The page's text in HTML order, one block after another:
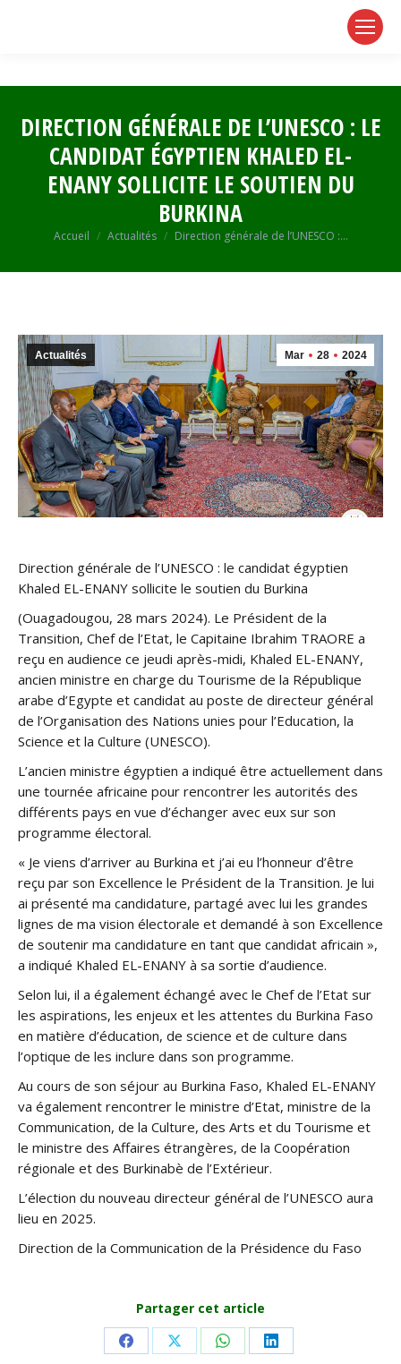
DIRECTION GÉNÉRALE DE L’UNESCO : LE
CANDIDAT ÉGYPTIEN KHALED EL-
ENANY SOLLICITE LE SOUTIEN DU
BURKINA
Vous êtes ici :
Accueil Actualités Direction générale de l’UNESCO :…
Mar 28 2024
Actualités
Direction générale de l’UNESCO : le candidat égyptien
Khaled EL-ENANY sollicite le soutien du Burkina
(Ouagadougou, 28 mars 2024). Le Président de la
Transition, Chef de l’Etat, le Capitaine Ibrahim TRAORE a
reçu en audience ce jeudi après-midi, Khaled EL-ENANY,
ancien ministre en charge du Tourisme de la République
arabe d’Egypte et candidat au poste de directeur général
de l’Organisation des Nations unies pour l’Education, la
Science et la Culture (UNESCO).
L’ancien ministre égyptien a indiqué être actuellement dans
une tournée africaine pour rencontrer les autorités des
différents pays en vue d’échanger avec eux sur son
programme électoral.
« Je viens d’arriver au Burkina et j’ai eu l’honneur d’être
reçu par son Excellence le Président de la Transition. Je lui
ai présenté ma candidature, partagé avec lui les grandes
lignes de ma vision électorale et demandé à son Excellence
de soutenir ma candidature en tant que candidat africain »,
a indiqué Khaled EL-ENANY à sa sortie d’audience.
Selon lui, il a également échangé avec le Chef de l’Etat sur
les aspirations, les enjeux et les attentes du Burkina Faso
en matière d’éducation, de science et de culture dans
l’optique de les inclure dans son programme.
Au cours de son séjour au Burkina Faso, Khaled EL-ENANY
va également rencontrer le ministre d’Etat, ministre de la
Communication, de la Culture, des Arts et du Tourisme et
le ministre des Affaires étrangères, de la Coopération
régionale et des Burkinabè de l’Extérieur.
L’élection du nouveau directeur général de l’UNESCO aura
lieu en 2025.
Direction de la Communication de la Présidence du Faso
Partager cet article
Share Share Share Share